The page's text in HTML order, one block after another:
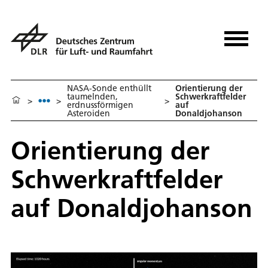
> >
NASA-Sonde enthüllt
taumelnden,
erdnussförmigen
Asteroiden
>
Orientierung der
Schwerkraftfelder
auf
Donaldjohanson
Orientierung der
Schwerkraftfelder
auf Donaldjohanson